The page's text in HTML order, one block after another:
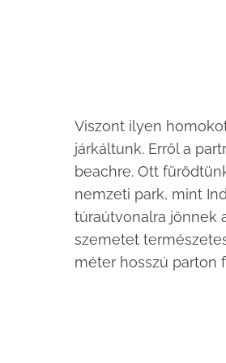
Viszont ilyen
járkáltunk. Erről a
beachre. Ott
nemzeti park, mint
túraútvonalra jönnek
szemetet
méter hosszú parton